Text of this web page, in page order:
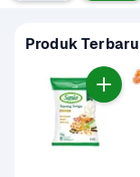
Produk Terbaru